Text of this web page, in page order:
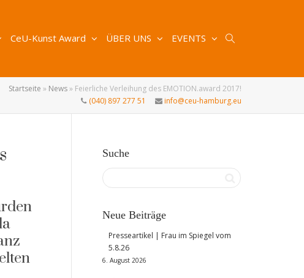
CeU-Kunst Award ÜBER UNS EVENTS
Startseite » News» Feierliche Verleihung des EMOTION.award 2017!
(040) 897 277 51
info@ceu-hamburg.eu
Suche
Neue Beiträge
Presseartikel | Frau im Spiegel vom
5.8.26
6. August 2026